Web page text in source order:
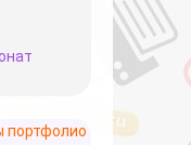
портфолио